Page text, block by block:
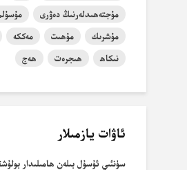
مۇجتەھىدلەرنىڭ دەۋرى
مۇشرىك
مۇھىت مەككە
نىكاھ
ھىجرەت ھەج
ئاۋات يازمىلار
سۈنئىي ئۇسۇل بىلەن ھامىلىدار